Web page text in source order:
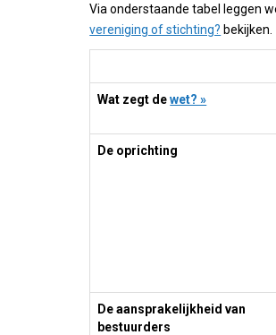
Via onderstaande tabel leggen
vereniging of stichting? bekijken.
Wat zegt dewet? »
De oprichting
De aansprakelijkheid van
bestuurders